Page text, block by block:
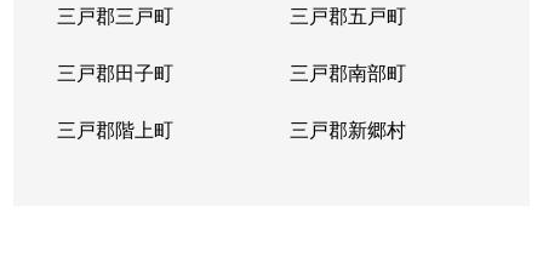
三戸郡三戸町 三戸郡五戸町
三戸郡田子町 三戸郡南部町
三戸郡階上町 三戸郡新郷村